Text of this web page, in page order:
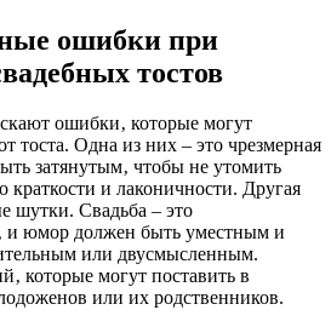
ошибки при
тостов
ошибки‚ которые могут
тоста. Одна из них – это чрезмерная
затянутым‚ чтобы не утомить
и лаконичности. Другая
шутки. Свадьба – это
и юмор должен быть уместным и
или двусмысленным.
которые могут поставить в
или их родственников.